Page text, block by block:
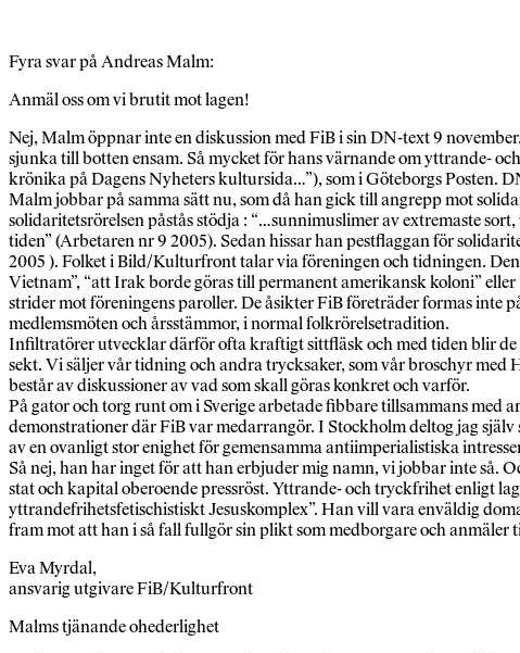
Fyra svar på Andreas Malm:
Anmäl oss om vi brutit mot lagen!
Nej, Malm öppnar inte en diskussion med FiB i sin DN-text 9
sjunka till botten ensam. Så mycket för hans värnande om yttrande-
krönika på Dagens Nyheters kultursida…”), som i Göteborgs Posten.
Malm jobbar på samma sätt nu, som då han gick till angrepp mot
solidaritetsrörelsen påstås stödja : “…sunnimuslimer av extremaste
tiden” (Arbetaren nr 9 2005). Sedan hissar han pestflaggan för
2005 ). Folket i Bild/Kulturfront talar via föreningen och tidningen.
Vietnam”, “att Irak borde göras till permanent amerikansk koloni”
strider mot föreningens paroller. De åsikter FiB företräder formas inte
medlemsmöten och årsstämmor, i normal folkrörelsetradition.
Infiltratörer utvecklar därför ofta kraftigt sittfläsk och med tiden blir de
sekt. Vi säljer vår tidning och andra trycksaker, som vår broschyr
består av diskussioner av vad som skall göras konkret och varför.
På gator och torg runt om i Sverige arbetade fibbare tillsammans
demonstrationer där FiB var medarrangör. I Stockholm deltog jag
av en ovanligt stor enighet för gemensamma antiimperialistiska
Så nej, han har inget för att han erbjuder mig namn, vi jobbar inte så.
stat och kapital oberoende pressröst. Yttrande- och tryckfrihet enligt
yttrandefrihetsfetischistiskt Jesuskomplex”. Han vill vara enväldig
fram mot att han i så fall fullgör sin plikt som medborgare och anmäler
Eva Myrdal,
ansvarig utgivare FiB/Kulturfront
Malms tjänande ohederlighet